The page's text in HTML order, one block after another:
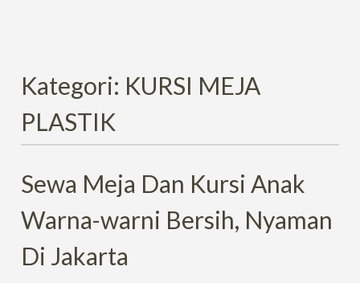
Kategori: KURSI MEJA
PLASTIK
Sewa Meja Dan Kursi Anak
Warna-warni Bersih, Nyaman
Di Jakarta